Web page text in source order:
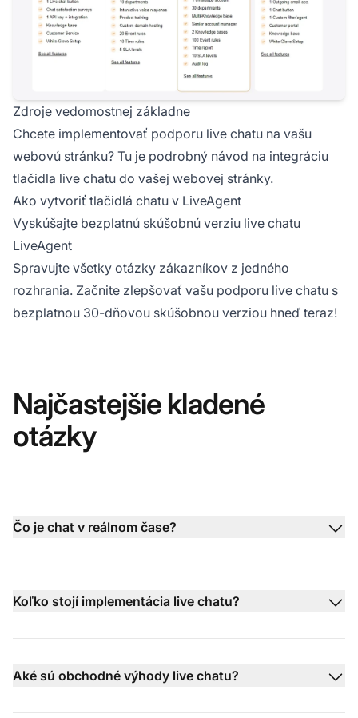
Zdroje vedomostnej základne
Chcete implementovať podporu live chatu na vašu
webovú stránku? Tu je podrobný návod na integráciu
tlačidla live chatu do vašej webovej stránky.
Ako vytvoriť tlačidlá chatu v LiveAgent
Vyskúšajte bezplatnú skúšobnú verziu live chatu
LiveAgent
Spravujte všetky otázky zákazníkov z jedného
rozhrania. Začnite zlepšovať vašu podporu live chatu s
bezplatnou 30-dňovou skúšobnou verziou hneď teraz!
Najčastejšie kladené
otázky
Čo je chat v reálnom čase?
Koľko stojí implementácia live chatu?
Aké sú obchodné výhody live chatu?